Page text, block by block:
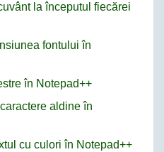
la începutul fiecărei
fontului în
în Notepad++
aldine în
cu culori în Notepad++